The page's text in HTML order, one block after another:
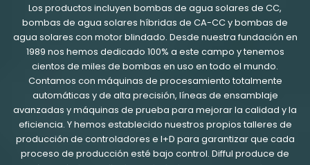
Los productos incluyen bombas de agua solares de CC,
bombas de agua solares híbridas de CA-CC y bombas de
agua solares con motor blindado. Desde nuestra fundación en
1989 nos hemos dedicado 100% a este campo y tenemos
cientos de miles de bombas en uso en todo el mundo.
Contamos con máquinas de procesamiento totalmente
automáticas y de alta precisión, líneas de ensamblaje
avanzadas y máquinas de prueba para mejorar la calidad y la
eficiencia. Y hemos establecido nuestros propios talleres de
producción de controladores e I+D para garantizar que cada
proceso de producción esté bajo control. Difful produce de